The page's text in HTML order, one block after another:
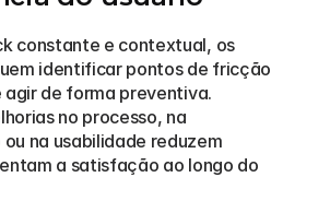
constante e contextual, os
identificar pontos de fricção
de forma preventiva.
no processo, na
na usabilidade reduzem
a satisfação ao longo do